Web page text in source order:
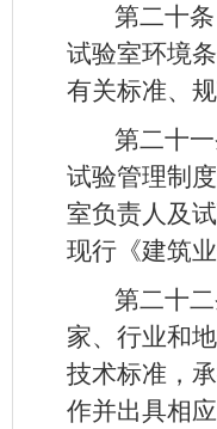
第二十条
试验室环境
有关标准、规
第二十
试验管理制
室负责人及
现行《建筑
第二十
家、行业和
技术标准，
作并出具相